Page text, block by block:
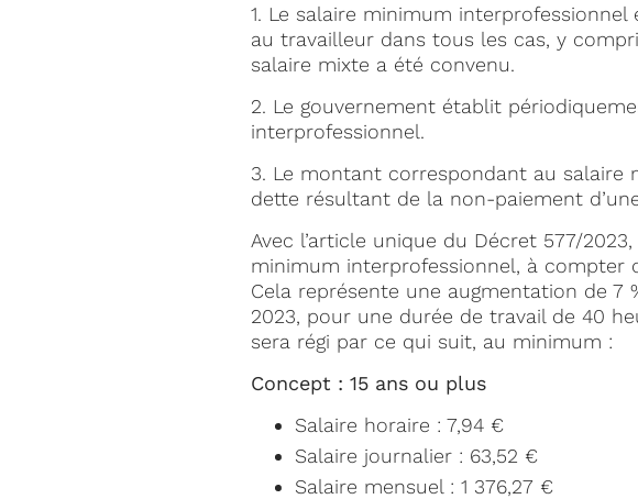
1. Le salaire minimum
au travailleur dans tous les cas, y
salaire mixte a été convenu.
2. Le gouvernement établit
interprofessionnel.
3. Le montant correspondant au salaire
dette résultant de la non-paiement
Avec l’article unique du Décret 577/
minimum interprofessionnel, à compter
Cela représente une augmentation de 7
2023, pour une durée de travail de 40
sera régi par ce qui suit, au minimum :
Concept : 15 ans ou plus
Salaire horaire : 7,94 €
Salaire journalier : 63,52 €
Salaire mensuel : 1 376,27 €